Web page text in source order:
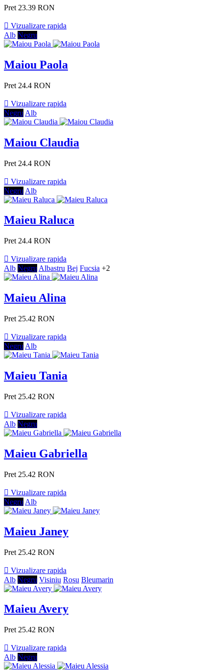
Pret 23.39 RON
 Vizualizare rapida
Alb Negru
Maiou Paola
Pret 24.4 RON
 Vizualizare rapida
Negru Alb
Maiou Claudia
Pret 24.4 RON
 Vizualizare rapida
Negru Alb
Maieu Raluca
Pret 24.4 RON
 Vizualizare rapida
Alb Negru Albastru Bej Fucsia +2
Maieu Alina
Pret 25.42 RON
 Vizualizare rapida
Negru Alb
Maieu Tania
Pret 25.42 RON
 Vizualizare rapida
Alb Negru
Maieu Gabriella
Pret 25.42 RON
 Vizualizare rapida
Negru Alb
Maieu Janey
Pret 25.42 RON
 Vizualizare rapida
Alb Negru Visiniu Rosu Bleumarin
Maieu Avery
Pret 25.42 RON
 Vizualizare rapida
Alb Negru